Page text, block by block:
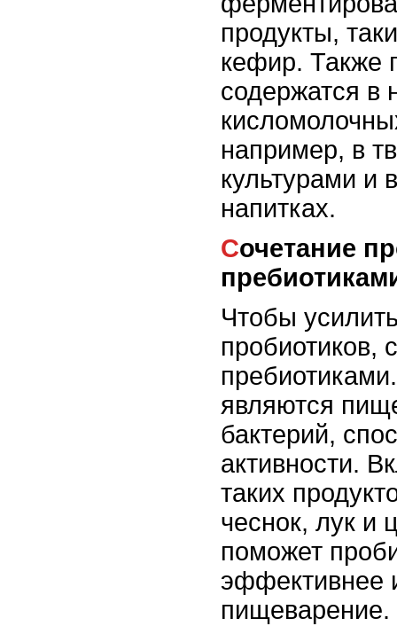
продукты,
кефир. Также
содержатся в
например, в
культурами и
напитках.
Сочетание пробиотиков с
Чтобы
пробиотиков,
являются
бактерий,
активности.
таких
чеснок, лук и
поможет
эффективнее
пищеварение.